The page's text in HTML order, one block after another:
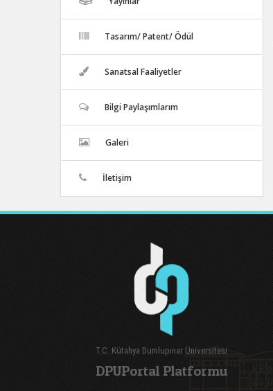
Tasarım/ Patent/ Ödül
Sanatsal Faaliyetler
Bilgi Paylaşımlarım
Galeri
İletişim
T.C. Kütahya Dumlupınar Üniversitesi
DPUPortal Platformu